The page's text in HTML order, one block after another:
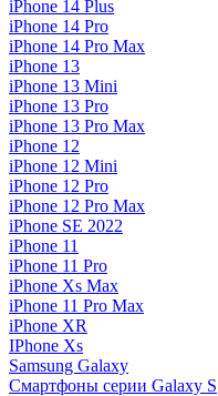
iPhone 14 Plus
iPhone 14 Pro
iPhone 14 Pro Max
iPhone 13
iPhone 13 Mini
iPhone 13 Pro
iPhone 13 Pro Max
iPhone 12
iPhone 12 Mini
iPhone 12 Pro
iPhone 12 Pro Max
iPhone SE 2022
iPhone 11
iPhone 11 Pro
iPhone Xs Max
iPhone 11 Pro Max
iPhone XR
IPhone Xs
Samsung Galaxy
Смартфоны серии Galaxy S